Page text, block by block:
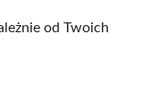
od Twoich